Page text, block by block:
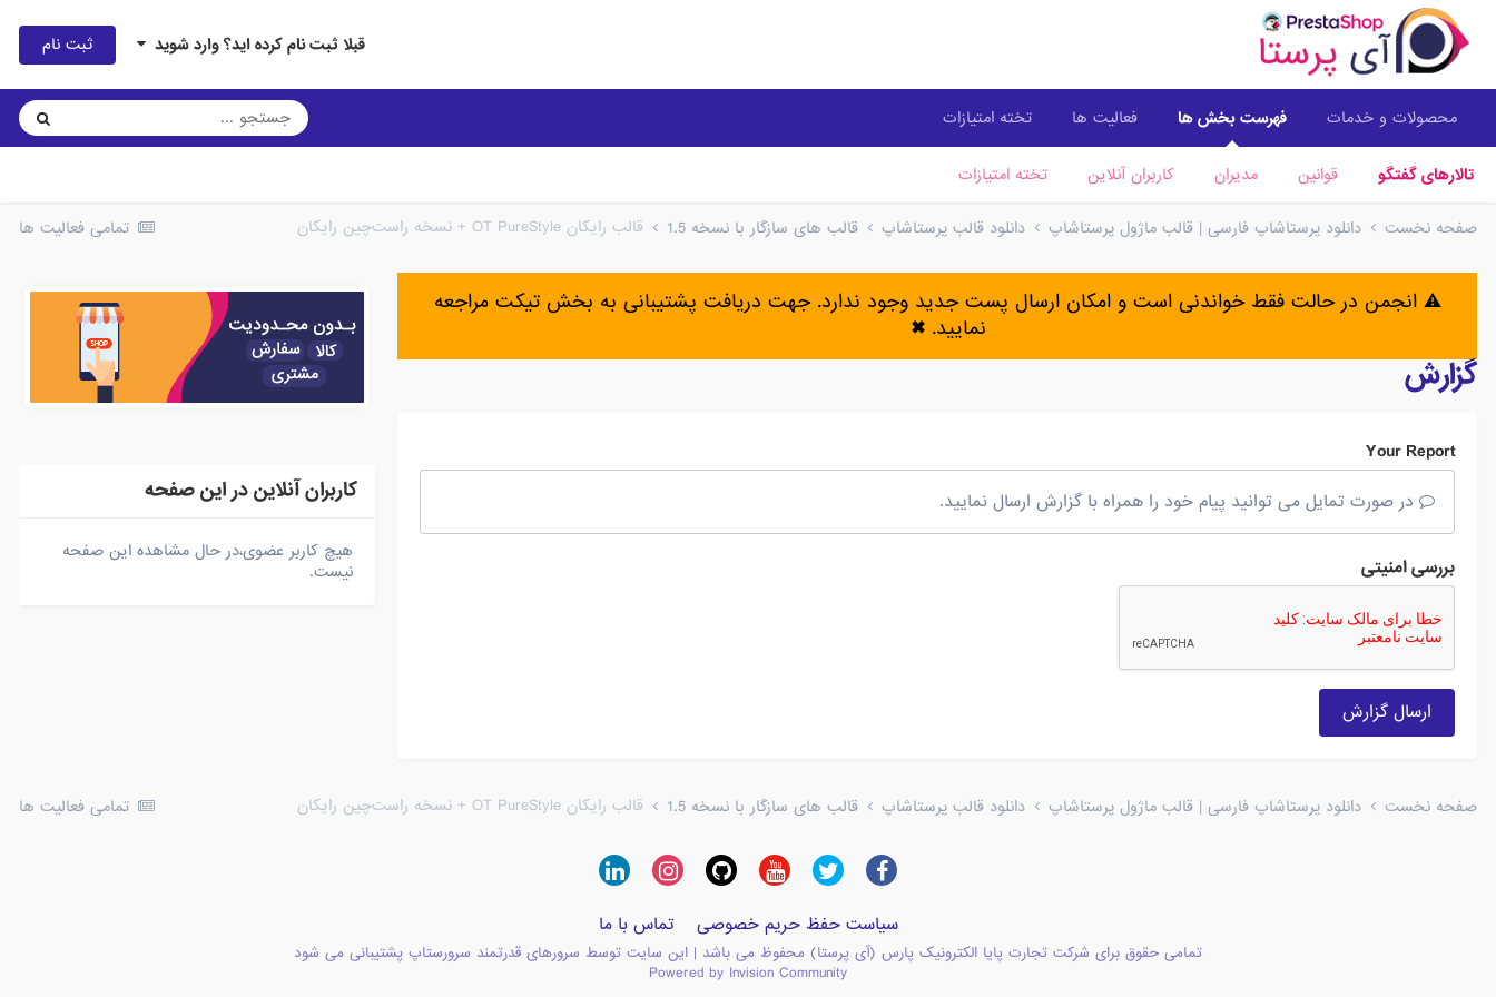
قبلا ثبت نام کرده اید؟ وارد شوید ثبت نام
محصولات و خدمات فهرست بخش ها
تالارهای گفتگو قوانین مدیران کاربران آنلاین تخته امتیازات
فعالیت ها تخته امتیازات
تمامی فعالیت ها صفحه نخست دانلود پرستاشاپ فارسی | قالب ماژول پرستاشاپ دانلود قالب پرستاشاپ قالب های سازگار با نسخه 1.5 قالب رایگان OT PureStyle + نسخه راست‌چین رایگان
⚠️ انجمن در حالت فقط خواندنی است و امکان ارسال پست جدید وجود ندارد. جهت دریافت پشتیبانی به بخش تیکت مراجعه
نمایید. ✖
گزارش
Your Report
در صورت تمایل می توانید پیام خود را همراه با گزارش ارسال نمایید.
بررسی امنیتی
ارسال گزارش
کاربران آنلاین در این صفحه
هیچ کاربر عضوی،در حال مشاهده این صفحه
نیست.
تمامی فعالیت ها صفحه نخست دانلود پرستاشاپ فارسی | قالب ماژول پرستاشاپ دانلود قالب پرستاشاپ قالب های سازگار با نسخه 1.5 قالب رایگان OT PureStyle + نسخه راست‌چین رایگان
سیاست حفظ حریم خصوصی تماس با ما
تمامی حقوق برای شرکت تجارت پایا الکترونیک پارس (آی پرستا) محفوظ می باشد | این سایت توسط سرورهای قدرتمند سرورستاپ پشتیبانی می شود
Powered by Invision Community